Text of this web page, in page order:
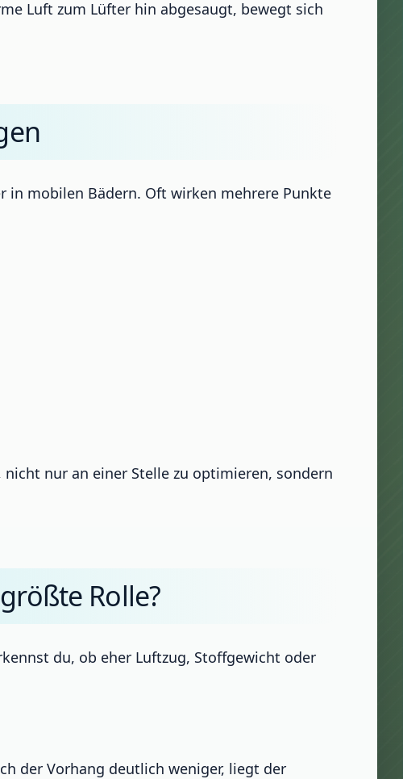
Luft zum Lüfter hin abgesaugt, bewegt sich
mobilen Bädern. Oft wirken mehrere Punkte
nur an einer Stelle zu optimieren, sondern
Rolle?
du, ob eher Luftzug, Stoffgewicht oder
der Vorhang deutlich weniger, liegt der